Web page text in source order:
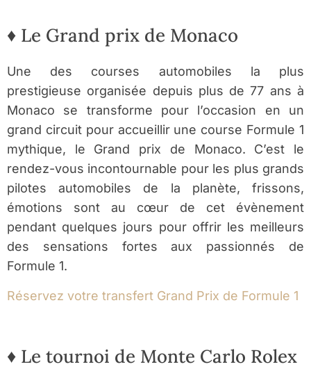
♦ Le Grand prix de Monaco
Une des courses automobiles la plus
prestigieuse organisée depuis plus de 77 ans à
Monaco se transforme pour l’occasion en un
grand circuit pour accueillir une course Formule 1
mythique, le Grand prix de Monaco. C’est le
rendez-vous incontournable pour les plus grands
pilotes automobiles de la planète, frissons,
émotions sont au cœur de cet évènement
pendant quelques jours pour offrir les meilleurs
des sensations fortes aux passionnés de
Formule 1.
Réservez votre transfert Grand Prix de Formule 1
♦ Le tournoi de Monte Carlo Rolex